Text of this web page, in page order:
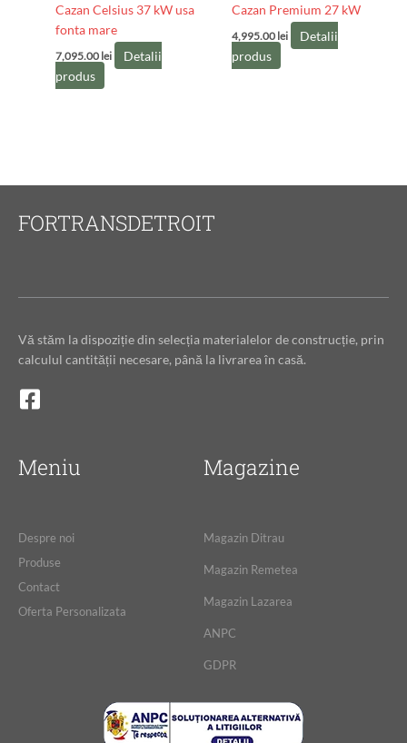
Cazan Celsius 37 kW usa
fonta mare
7,095.00 lei
Detalii
produs
Cazan Premium 27 kW
4,995.00 lei
Detalii
produs
FORTRANSDETROIT
Vă stăm la dispoziție din selecția materialelor de construcție, prin
calculul cantității necesare, până la livrarea în casă.
Meniu
Despre noi
Produse
Contact
Oferta Personalizata
Magazine
Magazin Ditrau
Magazin Remetea
Magazin Lazarea
ANPC
GDPR